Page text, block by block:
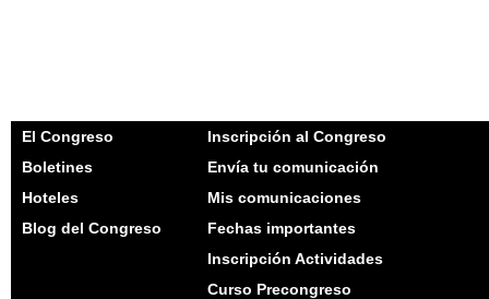
El Congreso
Boletines
Hoteles
Blog del Congreso
Inscripción al Congreso
Envía tu comunicación
Mis comunicaciones
Fechas importantes
Inscripción Actividades
Curso Precongreso